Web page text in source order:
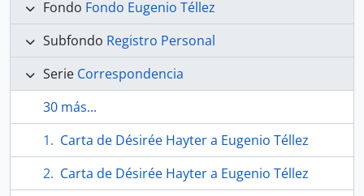
Fondo Fondo Eugenio Téllez
Subfondo Registro Personal
Serie Correspondencia
30 más...
Carta de Désirée Hayter a Eugenio Téllez
Carta de Désirée Hayter a Eugenio Téllez